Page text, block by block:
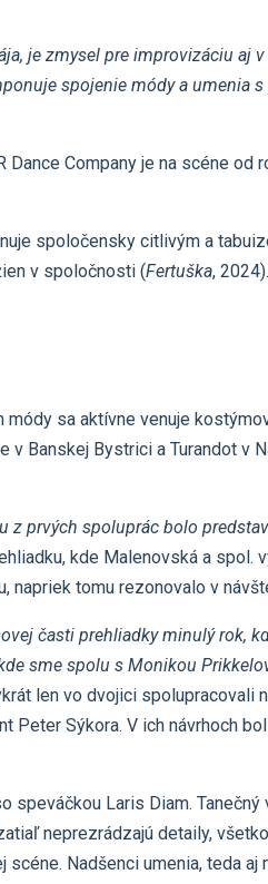
je zmysel pre improvizáciu aj
spojenie módy a umenia
Company je na scéne od
spoločensky citlivým a
v spoločnosti (Fertuška,
sa aktívne venuje
Banskej Bystrici a Turandot v
prvých spoluprác bolo
kde Malenovská a
napriek tomu rezonovalo v
časti prehliadky minulý rok,
sme spolu s Monikou
len vo dvojici spolupracovali
Peter Sýkora. V ich návrhoch
speváčkou Laris Diam.
neprezrádzajú detaily,
Nadšenci umenia, teda aj